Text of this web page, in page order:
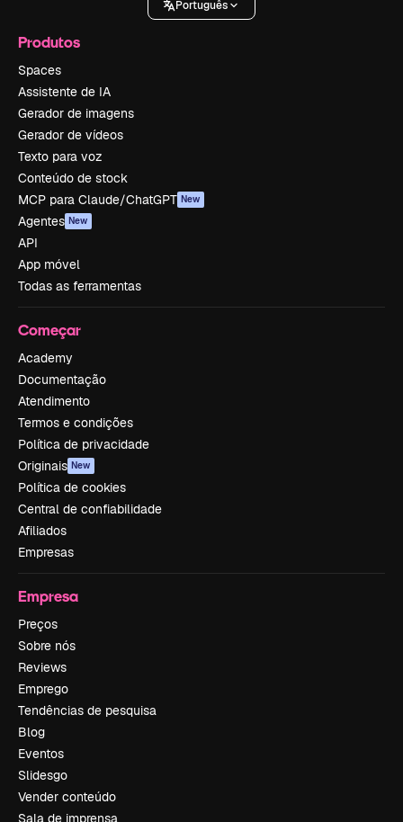
Português
Produtos
Spaces
Assistente de IA
Gerador de imagens
Gerador de vídeos
Texto para voz
Conteúdo de stock
MCP para Claude/ChatGPT New
Agentes New
API
App móvel
Todas as ferramentas
Começar
Academy
Documentação
Atendimento
Termos e condições
Política de privacidade
Originais New
Política de cookies
Central de confiabilidade
Afiliados
Empresas
Empresa
Preços
Sobre nós
Reviews
Emprego
Tendências de pesquisa
Blog
Eventos
Slidesgo
Vender conteúdo
Sala de imprensa